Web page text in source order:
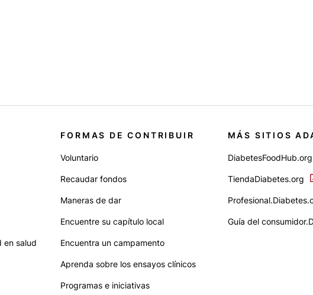
en salud
FORMAS DE CONTRIBUIR
Voluntario
Recaudar fondos
Maneras de dar
Encuentre su capítulo local
Encuentra un campamento
Aprenda sobre los ensayos clínicos
Programas e iniciativas
MÁS SITIOS
DiabetesFoodHub.org
TiendaDiabetes.org
Guía del